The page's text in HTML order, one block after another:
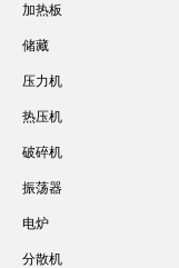
加热板
储藏
压力机
热压机
破碎机
振荡器
电炉
分散机